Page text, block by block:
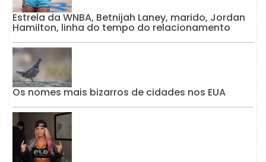
Estrela da WNBA, Betnijah Laney, marido, Jordan
Hamilton, linha do tempo do relacionamento
Os nomes mais bizarros de cidades nos EUA